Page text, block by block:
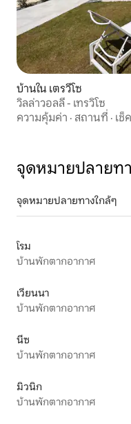
บ้านใน เตรวีโซ
วิลล่าวอลลี - เทรวิโซ
ความคุ้มค่า · สถานที่ · เช็
จุดหมายปลายท
จุดหมายปลายทางใกล้ๆ
โรม
บ้านพักตากอากาศ
เวียนนา
บ้านพักตากอากาศ
นีซ
บ้านพักตากอากาศ
มิวนิก
บ้านพักตากอากาศ